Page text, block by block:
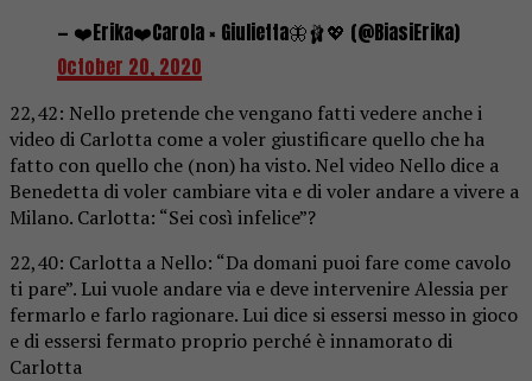
— ❤️Erika❤️Carola × Giulietta🦋🩰💖 (@BiasiErika)
October 20, 2020
22,42: Nello pretende che vengano fatti vedere anche i
video di Carlotta come a voler giustificare quello che ha
fatto con quello che (non) ha visto. Nel video Nello dice a
Benedetta di voler cambiare vita e di voler andare a vivere a
Milano. Carlotta: “Sei così infelice”?
22,40: Carlotta a Nello: “Da domani puoi fare come cavolo
ti pare”. Lui vuole andare via e deve intervenire Alessia per
fermarlo e farlo ragionare. Lui dice si essersi messo in gioco
e di essersi fermato proprio perché è innamorato di
Carlotta